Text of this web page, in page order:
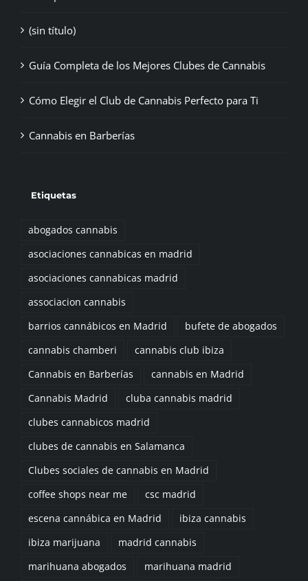
(sin título)
Guía Completa de los Mejores Clubes de Cannabis
Cómo Elegir el Club de Cannabis Perfecto para Ti
Cannabis en Barberías
Etiquetas
abogados cannabis
asociaciones cannabicas en madrid
asociaciones cannabicas madrid
associacion cannabis
barrios cannábicos en Madrid
bufete de abogados
cannabis chamberi
cannabis club ibiza
Cannabis en Barberías
cannabis en Madrid
Cannabis Madrid
cluba cannabis madrid
clubes cannabicos madrid
clubes de cannabis en Salamanca
Clubes sociales de cannabis en Madrid
coffee shops near me
csc madrid
escena cannábica en Madrid
ibiza cannabis
ibiza marijuana
madrid cannabis
marihuana abogados
marihuana madrid